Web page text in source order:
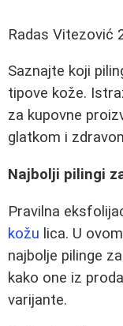
Radas Vitezović
Saznajte koji
tipove kože.
za kupovne
glatkom i
Najbolji pilingi
Pravilna
kožu lica. U
najbolje pilinge
kako one iz
varijante.